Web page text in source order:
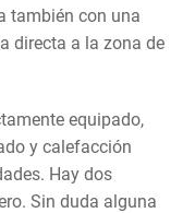
también con una
directa a la zona de
equipado,
y calefacción
Hay dos
Sin duda alguna